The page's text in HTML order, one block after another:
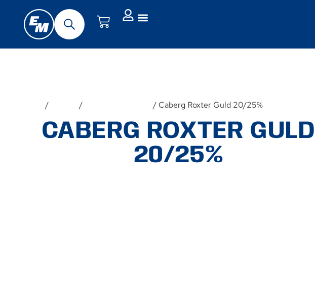
/ / / Caberg Roxter Guld 20/25%
CABERG ROXTER GULD
20/25%